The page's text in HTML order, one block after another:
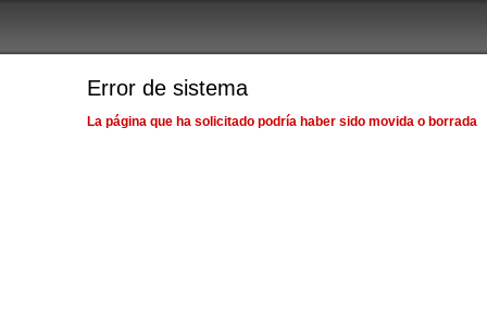
Error de sistema
La página que ha solicitado podría haber sido movida o borrada